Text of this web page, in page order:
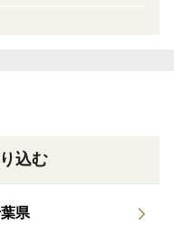
込む
県